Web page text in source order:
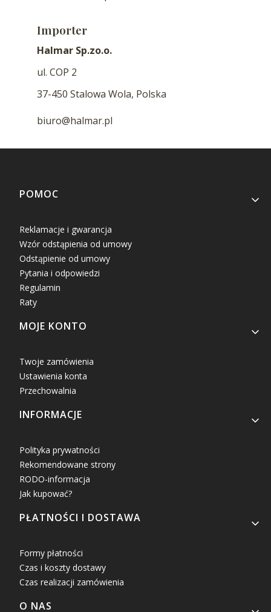
Importer
Halmar Sp.zo.o.
ul. COP 2
37-450 Stalowa Wola, Polska
biuro@halmar.pl
Linki w stopce
POMOC
Reklamacje i gwarancja
Wzór odstąpienia od umowy
Odstąpienie od umowy
Pytania i odpowiedzi
Regulamin
Raty
MOJE KONTO
Twoje zamówienia
Ustawienia konta
Przechowalnia
INFORMACJE
Polityka prywatności
Rekomendowane strony
RODO-informacja
Jak kupować?
PŁATNOŚCI I DOSTAWA
Formy płatności
Czas i koszty dostawy
Czas realizacji zamówienia
O NAS